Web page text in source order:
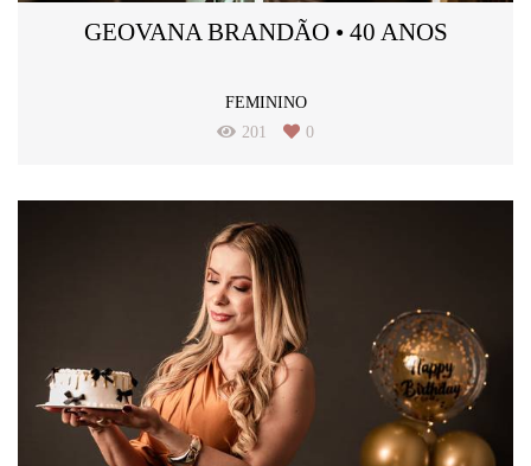
GEOVANA BRANDÃO • 40 ANOS
FEMININO
201
0